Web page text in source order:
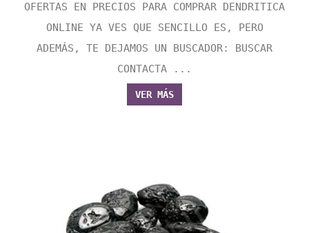
OFERTAS EN PRECIOS PARA COMPRAR DENDRITICA
ONLINE YA VES QUE SENCILLO ES, PERO
ADEMÁS, TE DEJAMOS UN BUSCADOR: BUSCAR
CONTACTA ...
VER MÁS